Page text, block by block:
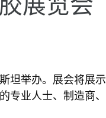
坦举办。展会将展示
专业人士、制造商、